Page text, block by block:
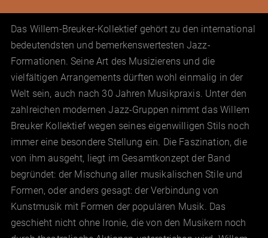
Das Willem-Breuker-Kollektief gehört zu den international
bedeutendsten und bemerkenswertesten Jazz-
Formationen. Seine Art des Musizierens und die
vielfältigen Arrangements dürften wohl einmalig in der
Welt sein, auch nach 30 Jahren Musikpraxis. Unter den
zahlreichen modernen Jazz-Gruppen nimmt das Willem
Breuker Kollektief wegen seines eigenwilligen Stils noch
immer eine besondere Stellung ein. Die Faszination, die
von ihm ausgeht, liegt im Gesamtkonzept der Band
begründet: der Mischung aller musikalischen Stile und
Formen, oder anders gesagt: der Verbindung von
Kunstmusik mit Formen der populären Musik. Das
geschieht nicht ohne Ironie, die von den Musikern noch